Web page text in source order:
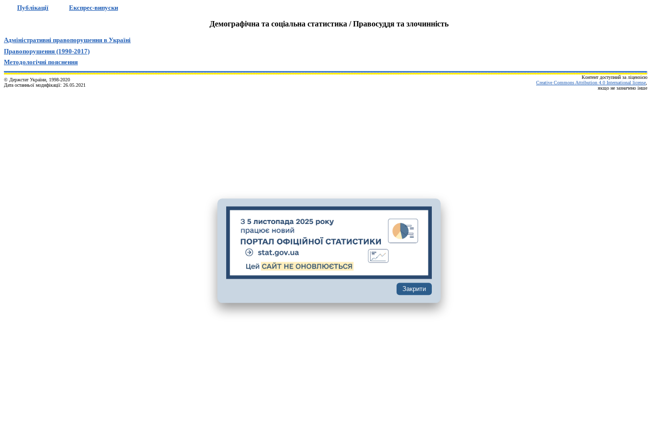
Публікації Експрес-випуски
Демографічна та соціальна статистика /Правосуддя та злочинність
Адміністративні правопорушення в Україні
Правопорушення (1990-2017)
Методологічні пояснення
© Держстат України, 1998-2020
Дата останньої модифікації: 26.05.2021
Контент доступний за ліцензією
Creative Commons Attribution 4.0 International license,
якщо не зазначено інше
Закрити